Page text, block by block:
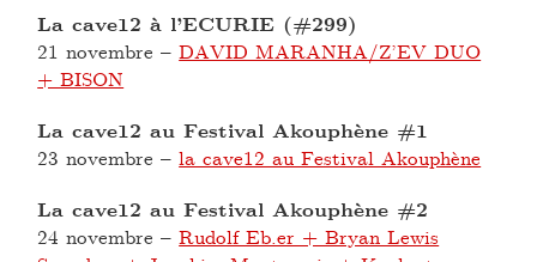
La cave12 à l’ECURIE (#299)
21 novembre –DAVID MARANHA/Z’EV DUO
+ BISON
La cave12 au Festival Akouphène #1
23 novembre –la cave12 au Festival Akouphène
La cave12 au Festival Akouphène #2
24 novembre –Rudolf Eb.er + Bryan Lewis